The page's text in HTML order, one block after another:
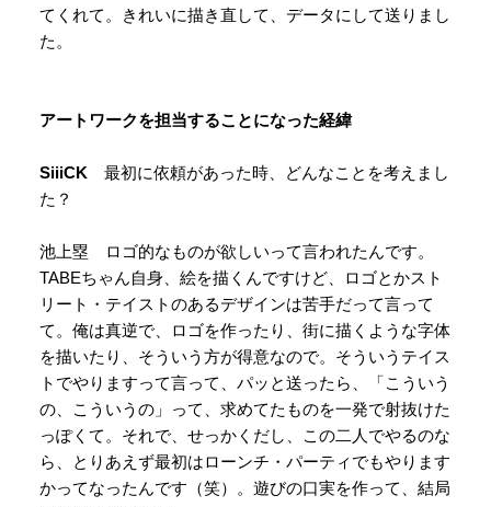
てくれて。きれいに描き直して、データにして送りまし
た。
アートワークを担当することになった経緯
SiiiCK 最初に依頼があった時、どんなことを考えまし
た？
池上塁 ロゴ的なものが欲しいって言われたんです。
TABEちゃん自身、絵を描くんですけど、ロゴとかスト
リート・テイストのあるデザインは苦手だって言って
て。俺は真逆で、ロゴを作ったり、街に描くような字体
を描いたり、そういう方が得意なので。そういうテイス
トでやりますって言って、パッと送ったら、「こういう
の、こういうの」って、求めてたものを一発で射抜けた
っぽくて。それで、せっかくだし、この二人でやるのな
ら、とりあえず最初はローンチ・パーティでもやります
かってなったんです（笑）。遊びの口実を作って、結局